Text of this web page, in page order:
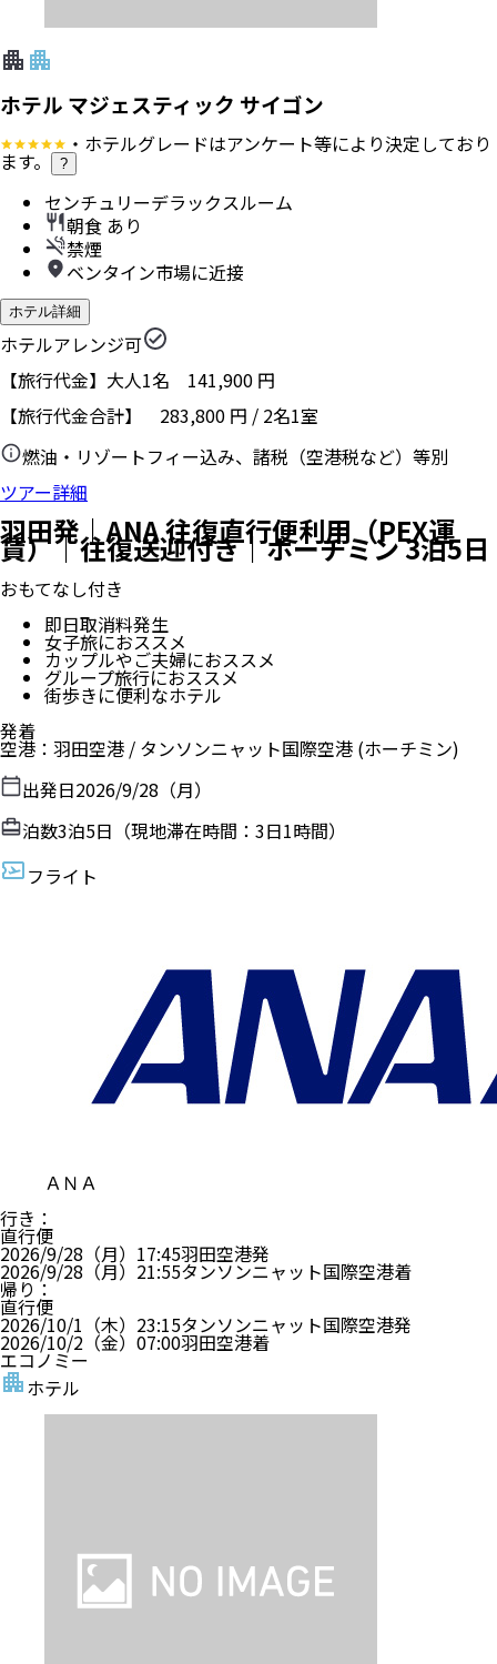
ホテル マジェスティック サイゴン
・ホテルグレードはアンケート等により決定しており
ます。 ?
センチュリーデラックスルーム
朝食 あり
禁煙
ベンタイン市場に近接
ホテル詳細
ホテルアレンジ可
【旅行代金】大人1名 141,900 円
【旅行代金合計】 283,800 円 / 2名1室
燃油・リゾートフィー込み、諸税（空港税など）等別
ツアー詳細
羽田発｜ANA 往復直行便利用（PEX運
賃）｜往復送迎付き｜ホーチミン 3泊5日
おもてなし付き
即日取消料発生
女子旅におススメ
カップルやご夫婦におススメ
グループ旅行におススメ
街歩きに便利なホテル
発着
空港 ： 羽田空港 / タンソンニャット国際空港 (ホーチミン)
出発日2026/9/28（月）
泊数3泊5日（現地滞在時間： 3日1時間）
フライト
ＡＮＡ
行き ：
直行便
2026/9/28（月） 17:45羽田空港発
2026/9/28（月） 21:55タンソンニャット国際空港着
帰り ：
直行便
2026/10/1（木） 23:15タンソンニャット国際空港発
2026/10/2（金） 07:00羽田空港着
エコノミー
ホテル